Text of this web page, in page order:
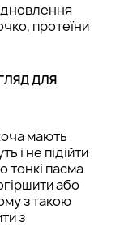
протеїни
ДЛЯ
мають
і не підійти
тонкі пасма
або
з такою
з